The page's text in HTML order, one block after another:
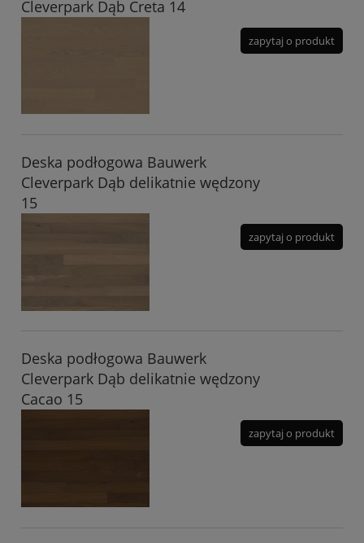
Cleverpark Dąb Creta 14
zapytaj o produkt
Deska podłogowa Bauwerk
Cleverpark Dąb delikatnie wędzony
15
zapytaj o produkt
Deska podłogowa Bauwerk
Cleverpark Dąb delikatnie wędzony
Cacao 15
zapytaj o produkt